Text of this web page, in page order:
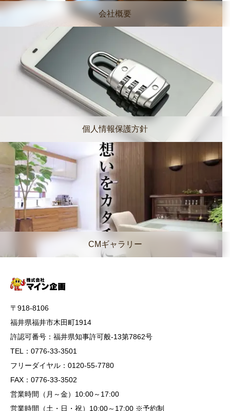
会社概要
個人情報保護方針
CMギャラリー
〒918-8106
福井県福井市木田町1914
許認可番号：福井県知事許可般-13第7862号
TEL：0776-33-3501
フリーダイヤル：0120-55-7780
FAX：0776-33-3502
営業時間（月～金）10:00～17:00
営業時間（土・日・祝）10:00～17:00 ※予約制